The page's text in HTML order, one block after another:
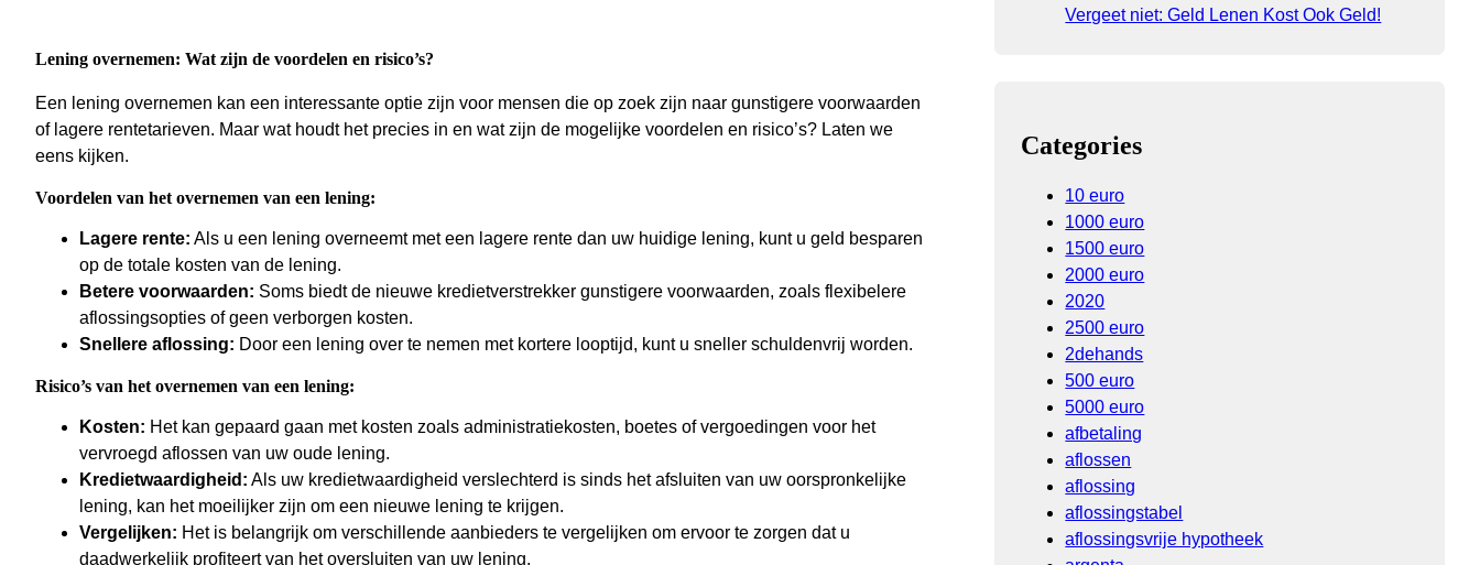
Lening overnemen: Wat zijn de voordelen en risico’s?
Een lening overnemen kan een interessante optie zijn voor mensen die op zoek zijn naar gunstigere voorwaarden
of lagere rentetarieven. Maar wat houdt het precies in en wat zijn de mogelijke voordelen en risico’s? Laten we
eens kijken.
Voordelen van het overnemen van een lening:
Lagere rente: Als u een lening overneemt met een lagere rente dan uw huidige lening, kunt u geld besparen
op de totale kosten van de lening.
Betere voorwaarden: Soms biedt de nieuwe kredietverstrekker gunstigere voorwaarden, zoals flexibelere
aflossingsopties of geen verborgen kosten.
Snellere aflossing: Door een lening over te nemen met kortere looptijd, kunt u sneller schuldenvrij worden.
Risico’s van het overnemen van een lening:
Kosten: Het kan gepaard gaan met kosten zoals administratiekosten, boetes of vergoedingen voor het
vervroegd aflossen van uw oude lening.
Kredietwaardigheid: Als uw kredietwaardigheid verslechterd is sinds het afsluiten van uw oorspronkelijke
lening, kan het moeilijker zijn om een nieuwe lening te krijgen.
Vergelijken: Het is belangrijk om verschillende aanbieders te vergelijken om ervoor te zorgen dat u
daadwerkelijk profiteert van het oversluiten van uw lening.
Vergeet niet: Geld Lenen Kost Ook Geld!
Categories
10 euro
1000 euro
1500 euro
2000 euro
2020
2500 euro
2dehands
500 euro
5000 euro
afbetaling
aflossen
aflossing
aflossingstabel
aflossingsvrije hypotheek